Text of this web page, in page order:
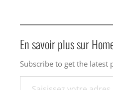
En savoir plus sur
Subscribe to get the latest
Saisissez votre adresse e-mail…